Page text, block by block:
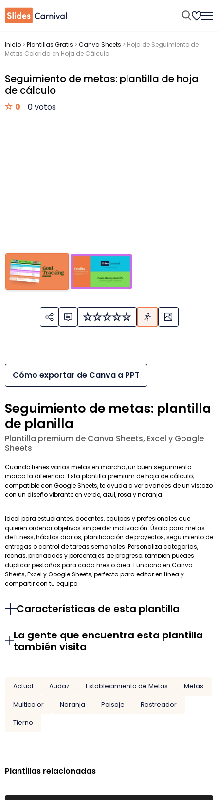
Inicio > Plantillas Gratis > Canva Sheets > Hoja de Seguimiento de
Metas Colorida en Hoja de Cálculo
Seguimiento de metas: plantilla de hoja
de cálculo
0 0 votos
Cómo exportar de Canva a PPT
Seguimiento de metas: plantilla
de planilla
Plantilla premium de Canva Sheets, Excel y Google
Sheets
Cuando tienes varias metas en marcha, un buen seguimiento
marca la diferencia. Esta plantilla premium de hoja de cálculo,
compatible con Google Sheets, te ayuda a ver avances de un vistazo
con un diseño vibrante en verde, azul, rosa y naranja.
Ideal para estudiantes, docentes, equipos y profesionales que
quieren ordenar objetivos sin perder motivación. Úsala para metas
de fitness, hábitos diarios, planificación de proyectos, seguimiento de
entregas o control de tareas semanales. Personaliza categorías,
fechas, prioridades y porcentajes de progreso; también puedes
duplicar pestañas para cada mes o área. Funciona en Canva
Sheets, Excel y Google Sheets, perfecta para editar en línea y
compartir con tu equipo.
Características de esta plantilla
La gente que encuentra esta plantilla
también visita
Actual Audaz Establecimiento de Metas
Metas
Multicolor
Naranja Paisaje
Rastreador
Tierno
Plantillas relacionadas